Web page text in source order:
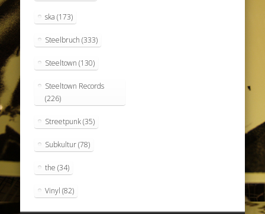
ska (173)
Steelbruch (333)
Steeltown (130)
Steeltown Records
(226)
Streetpunk(35)
Subkultur(78)
the (34)
Vinyl (82)